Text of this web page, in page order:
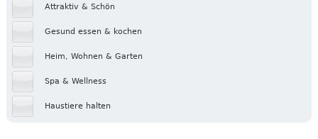
Attraktiv & Schön
Gesund essen & kochen
Heim, Wohnen & Garten
Spa & Wellness
Haustiere halten